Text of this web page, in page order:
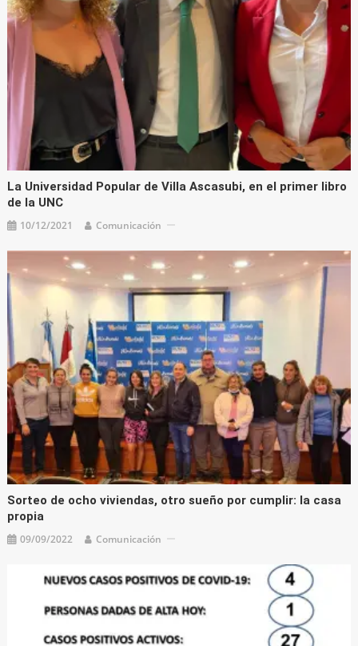
La Universidad Popular de Villa Ascasubi, en el primer libro
de la UNC
10/12/2021 Comunicación
Sorteo de ocho viviendas, otro sueño por cumplir: la casa
propia
09/09/2022 Comunicación